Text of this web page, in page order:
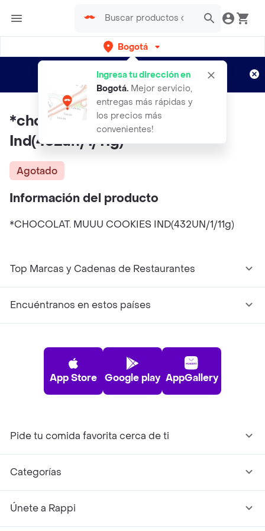
Bogotá
Ingresa tu dirección en
Bogotá. Mejor servicio,
entregas más rápidas y
los precios más
convenientes!
envíos gratis por semanas
Aplican TyC
*chocolat. Muuu Cookies
Ind(432un/1/11g)
Agotado
Información del producto
*CHOCOLAT. MUUU COOKIES IND(432UN/1/11g)
Top Marcas y Cadenas de Restaurantes
Encuéntranos en estos países
App Store Google play AppGallery
Pide tu comida favorita cerca de ti
Categorías
Únete a Rappi